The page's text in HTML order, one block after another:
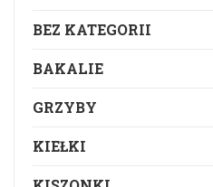
BEZ KATEGORII
BAKALIE
GRZYBY
KIEŁKI